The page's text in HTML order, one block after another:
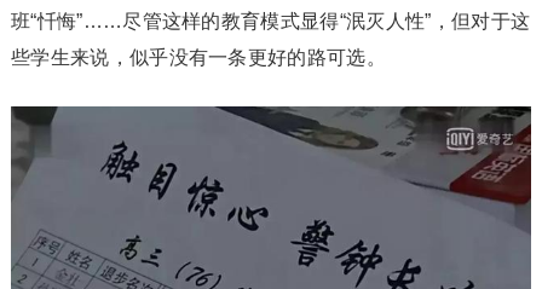
班“忏悔”……尽管这样的教育模式显得“泯灭人性”，但对于这
些学生来说，似乎没有一条更好的路可选。